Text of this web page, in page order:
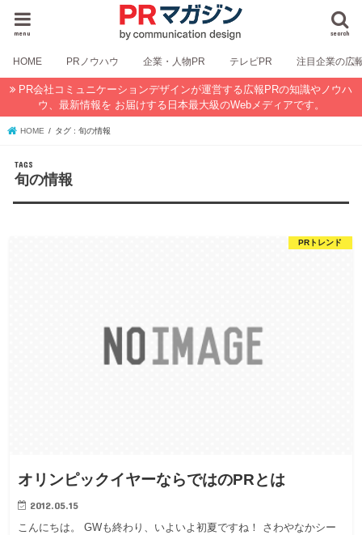
search
menu
HOME PRノウハウ 企業・人物PR テレビPR 注目企業の広
PR会社コミュニケーションデザインが運営する広報PRの知識やノウハ
ウ、最新情報を お届けする日本最大級のWebメディアです。
HOME タグ : 旬の情報
旬の情報
PRトレンド
オリンピックイヤーならではのPRとは
2012.05.15
こんにちは。 GWも終わり、いよいよ初夏ですね！ さわやなかシー